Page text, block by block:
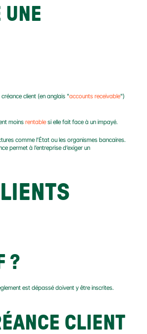
UNE
client (en anglais "accounts receivable")
moins rentable si elle fait face à un impayé.
comme l’État ou les organismes bancaires.
permet à l’entreprise d’exiger un
?
est dépassé doivent y être inscrites.
CLIENT